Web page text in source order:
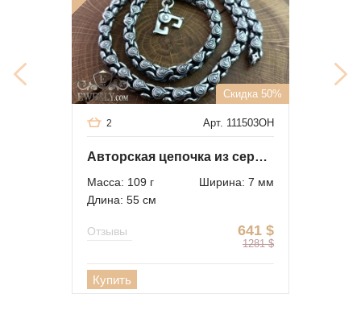
Скидка 50%
Арт. 111503OH
2
Авторская цепочка из серебра 3 с чернением
Масса: 109 г
Ширина: 7 мм
Длина: 55 см
641 $
1281 $
Отзывы
Купить